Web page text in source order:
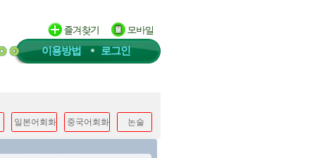
이용방법 로그인
일본어회화 중국어회화 논술